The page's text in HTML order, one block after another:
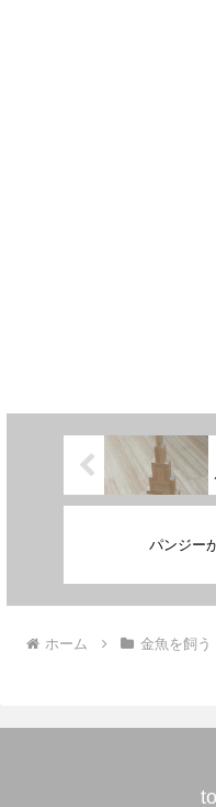
パンジー
ホーム 金魚を飼う